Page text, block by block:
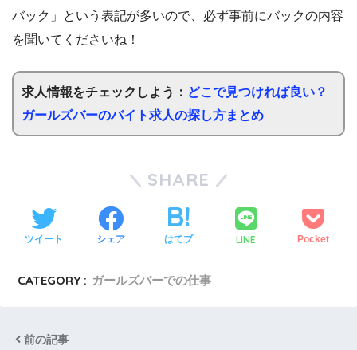
バック」という表記が多いので、必ず事前にバックの内容
を聞いてくださいね！
求人情報をチェックしよう： どこで見つければ良い？
ガールズバーのバイト求人の探し方まとめ
SHARE
ツイート シェア はてブ LINE Pocket
CATEGORY : ガールズバーでの仕事
前の記事